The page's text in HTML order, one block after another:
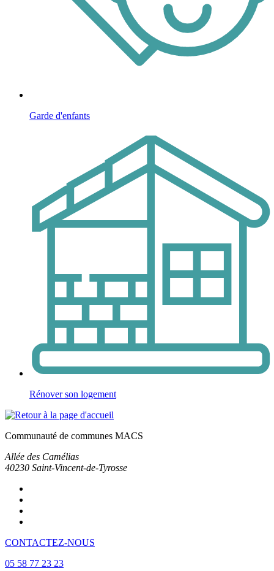
Garde d'enfants
Rénover son logement
Communauté de communes MACS
Allée des Camélias
40230 Saint-Vincent-de-Tyrosse
CONTACTEZ-NOUS
05 58 77 23 23